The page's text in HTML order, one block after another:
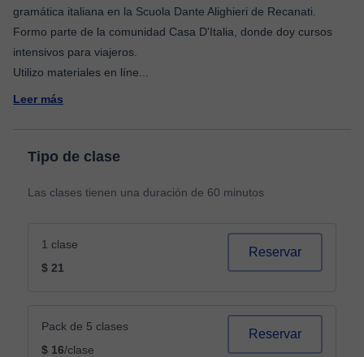
gramática italiana en la Scuola Dante Alighieri de Recanati.
Formo parte de la comunidad Casa D'Italia, donde doy cursos
intensivos para viajeros.
Utilizo materiales en líne
Leer más
Tipo de clase
Las clases tienen una duración de 60 minutos
1 clase
$ 21
Reservar
Pack de 5 clases
$ 16/clase
Reservar